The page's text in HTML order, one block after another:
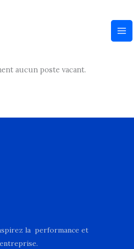
aucun poste vacant.
la performance et